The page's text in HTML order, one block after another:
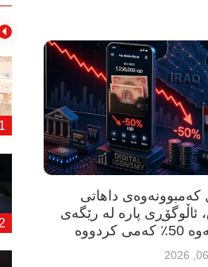
کەمبوونەوەی داهاتی
ئاڵوگۆڕی پارە لە رێگەی
کردووە